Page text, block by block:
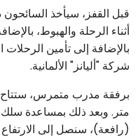
قبل القفز، سيأخذ
أثناء الرحلة والهبوط،
بالإضافة إلى تأمين
شركة "أليانز" الألمانية.
متر. وبعد ذلك بمساعدة